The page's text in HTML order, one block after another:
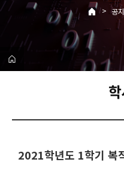
> 공
2021학년도 1학기 복